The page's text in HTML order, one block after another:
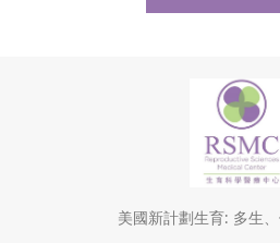
美國新計劃生育: 多生